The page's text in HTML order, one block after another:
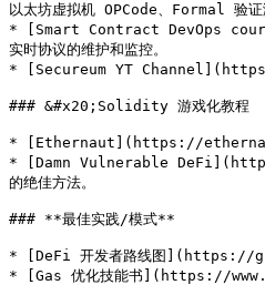
以太坊虚拟机 OPCode、Formal 验
* [Smart Contract DevOps
实时协议的维护和监控。
* [Secureum YT
### &#x20;Solidity 游戏化教程
* [Ethernaut](https://
* [Damn Vulnerable DeFi](https://
的绝佳方法。
### **最佳实践/模式**
* [DeFi 开发者路线图](https://
* [Gas 优化技能书](https://